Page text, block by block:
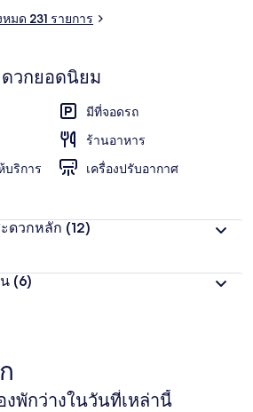
มด 231 รายการ
วกยอดนิยม
มีที่จอดรถ
ร้านอาหาร
บริการ
เครื่องปรับอากาศ
ดวกหลัก (12)
(6)
พักว่างในวันที่เหล่านี้